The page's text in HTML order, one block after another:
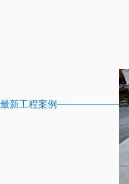
最新工程案例